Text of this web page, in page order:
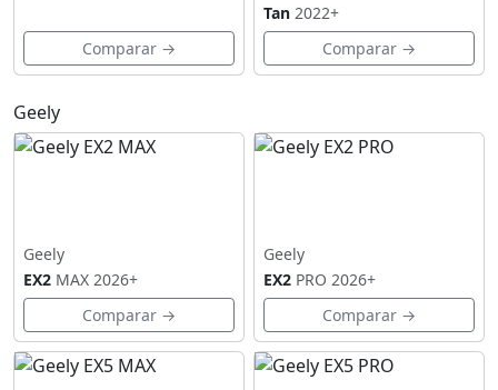
Comparar →
Tan 2022+
Comparar →
Geely
Geely
EX2 MAX 2026+
Comparar →
Geely
EX2 PRO 2026+
Comparar →